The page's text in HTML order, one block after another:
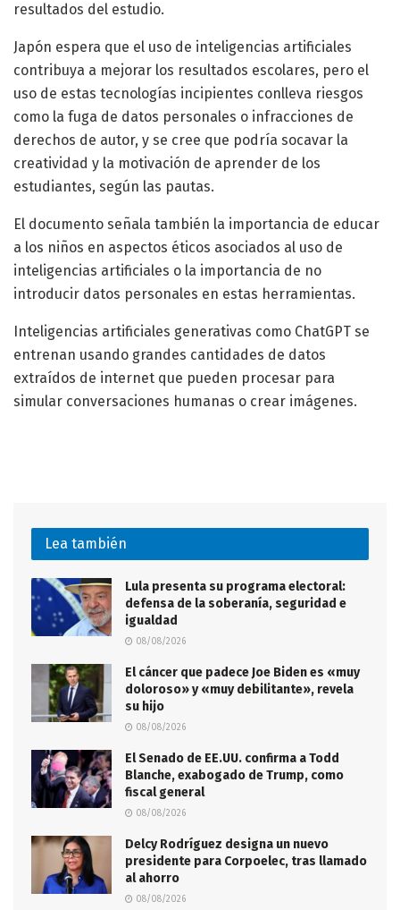
resultados del estudio.
Japón espera que el uso de inteligencias artificiales
contribuya a mejorar los resultados escolares, pero el
uso de estas tecnologías incipientes conlleva riesgos
como la fuga de datos personales o infracciones de
derechos de autor, y se cree que podría socavar la
creatividad y la motivación de aprender de los
estudiantes, según las pautas.
El documento señala también la importancia de educar
a los niños en aspectos éticos asociados al uso de
inteligencias artificiales o la importancia de no
introducir datos personales en estas herramientas.
Inteligencias artificiales generativas como ChatGPT se
entrenan usando grandes cantidades de datos
extraídos de internet que pueden procesar para
simular conversaciones humanas o crear imágenes.
Lea también
Lula presenta su programa electoral:
defensa de la soberanía, seguridad e
igualdad
08/08/2026
El cáncer que padece Joe Biden es «muy
doloroso» y «muy debilitante», revela
su hijo
08/08/2026
El Senado de EE.UU. confirma a Todd
Blanche, exabogado de Trump, como
fiscal general
08/08/2026
Delcy Rodríguez designa un nuevo
presidente para Corpoelec, tras llamado
al ahorro
08/08/2026